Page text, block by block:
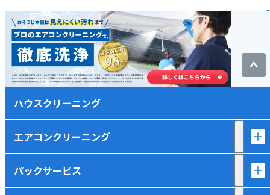
ハウスクリーニング
エアコンクリーニング
パックサービス